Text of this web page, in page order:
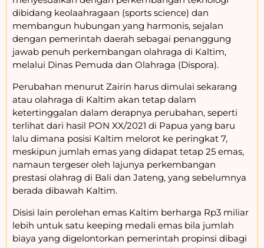
dibidang keolaahragaan (sports science) dan
membangun hubungan yang harmonis, sejalan
dengan pemerintah daerah sebagai penanggung
jawab penuh perkembangan olahraga di Kaltim,
melalui Dinas Pemuda dan Olahraga (Dispora).
Perubahan menurut Zairin harus dimulai sekarang
atau olahraga di Kaltim akan tetap dalam
ketertinggalan dalam derapnya perubahan, seperti
terlihat dari hasil PON XX/2021 di Papua yang baru
lalu dimana posisi Kaltim melorot ke peringkat 7,
meskipun jumlah emas yang didapat tetap 25 emas,
namaun tergeser oleh lajunya perkembangan
prestasi olahrag di Bali dan Jateng, yang sebelumnya
berada dibawah Kaltim.
Disisi lain perolehan emas Kaltim berharga Rp3 miliar
lebih untuk satu keeping medali emas bila jumlah
biaya yang digelontorkan pemerintah propinsi dibagi